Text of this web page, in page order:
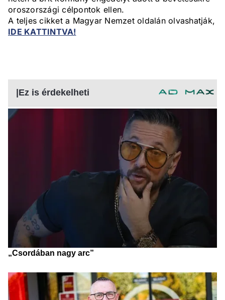
oroszországi célpontok ellen.
A teljes cikket a Magyar Nemzet oldalán olvashatják,
IDE KATTINTVA!